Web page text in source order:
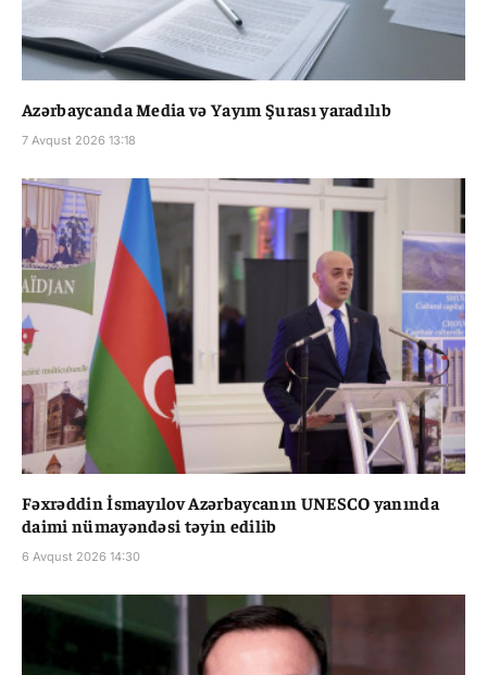
Azərbaycanda Media və Yayım Şurası yaradılıb
7 Avqust 2026 13:18
Fəxrəddin İsmayılov Azərbaycanın UNESCO yanında
daimi nümayəndəsi təyin edilib
6 Avqust 2026 14:30